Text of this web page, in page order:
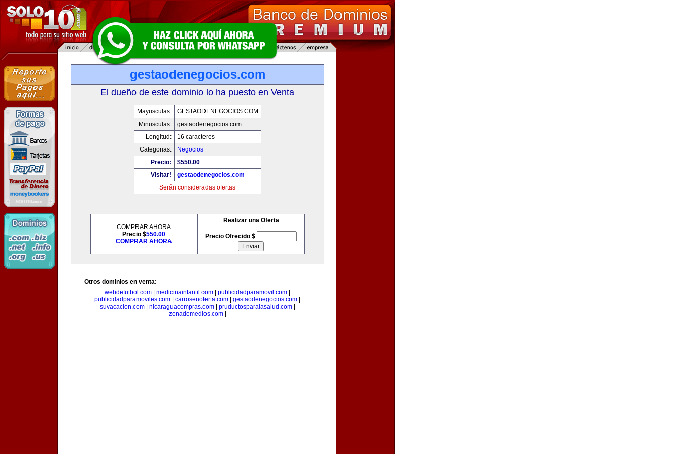
gestaodenegocios.com
El dueño de este dominio lo ha puesto en Venta
Mayusculas:
GESTAODENEGOCIOS.COM
Minusculas:
gestaodenegocios.com
Longitud:
16 caracteres
Categorias:
Negocios
Precio:
$550.00
Visitar!
gestaodenegocios.com
Serán consideradas ofertas
COMPRAR AHORA
Precio $550.00
COMPRAR AHORA
Realizar una Oferta
Precio Ofrecido $
Otros dominios en venta:
webdefutbol.com
medicinainfantil.com publicidadparamovil.com
publicidadparamoviles.com
carrosenoferta.com gestaodenegocios.com
suvacacion.com| nicaraguacompras.com| pruductosparalasalud.com|
zonademedios.com|